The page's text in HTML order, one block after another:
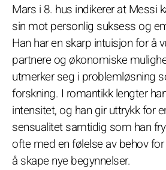
Mars i 8. hus indikerer at Messi
sin mot personlig suksess og
Han har en skarp intuisjon for å
partnere og økonomiske
utmerker seg i problemløsning
forskning. I romantikk lengter
intensitet, og han gir uttrykk for
sensualitet samtidig som han
ofte med en følelse av behov
å skape nye begynnelser.